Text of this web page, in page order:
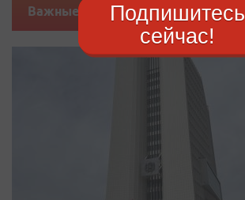
Важные новостиПодпишитесь
сейчас!